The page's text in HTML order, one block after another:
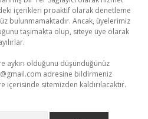
içerikleri proaktif olarak denetleme
bulunmamaktadır. Ancak, üyelerimiz
taşımakta olup, siteye üye olarak
aykırı olduğunu düşündüğünüz
adresine bildirmeniz
içerisinde sitemizden kaldırılacaktır.